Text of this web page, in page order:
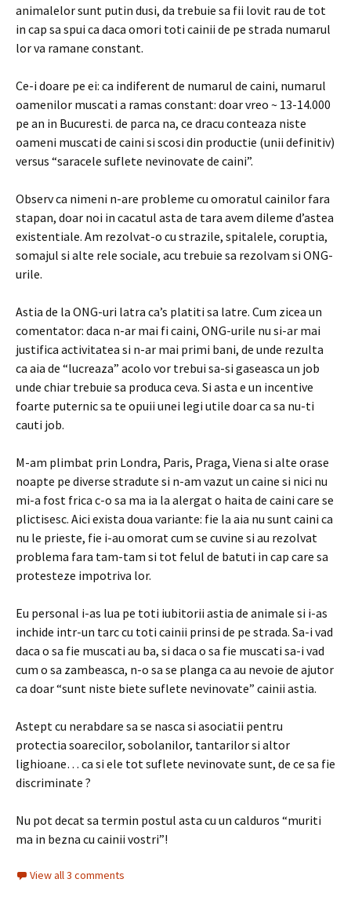
animalelor sunt putin dusi, da trebuie sa fii lovit rau de tot
in cap sa spui ca daca omori toti cainii de pe strada numarul
lor va ramane constant.
Ce-i doare pe ei: ca indiferent de numarul de caini, numarul
oamenilor muscati a ramas constant: doar vreo ~ 13-14.000
pe an in Bucuresti. de parca na, ce dracu conteaza niste
oameni muscati de caini si scosi din productie (unii definitiv)
versus “saracele suflete nevinovate de caini”.
Observ ca nimeni n-are probleme cu omoratul cainilor fara
stapan, doar noi in cacatul asta de tara avem dileme d’astea
existentiale. Am rezolvat-o cu strazile, spitalele, coruptia,
somajul si alte rele sociale, acu trebuie sa rezolvam si ONG-
urile.
Astia de la ONG-uri latra ca’s platiti sa latre. Cum zicea un
comentator: daca n-ar mai fi caini, ONG-urile nu si-ar mai
justifica activitatea si n-ar mai primi bani, de unde rezulta
ca aia de “lucreaza” acolo vor trebui sa-si gaseasca un job
unde chiar trebuie sa produca ceva. Si asta e un incentive
foarte puternic sa te opuii unei legi utile doar ca sa nu-ti
cauti job.
M-am plimbat prin Londra, Paris, Praga, Viena si alte orase
noapte pe diverse stradute si n-am vazut un caine si nici nu
mi-a fost frica c-o sa ma ia la alergat o haita de caini care se
plictisesc. Aici exista doua variante: fie la aia nu sunt caini ca
nu le prieste, fie i-au omorat cum se cuvine si au rezolvat
problema fara tam-tam si tot felul de batuti in cap care sa
protesteze impotriva lor.
Eu personal i-as lua pe toti iubitorii astia de animale si i-as
inchide intr-un tarc cu toti cainii prinsi de pe strada. Sa-i vad
daca o sa fie muscati au ba, si daca o sa fie muscati sa-i vad
cum o sa zambeasca, n-o sa se planga ca au nevoie de ajutor
ca doar “sunt niste biete suflete nevinovate” cainii astia.
Astept cu nerabdare sa se nasca si asociatii pentru
protectia soarecilor, sobolanilor, tantarilor si altor
lighioane… ca si ele tot suflete nevinovate sunt, de ce sa fie
discriminate ?
Nu pot decat sa termin postul asta cu un calduros “muriti
ma in bezna cu cainii vostri”!
View all 3 comments